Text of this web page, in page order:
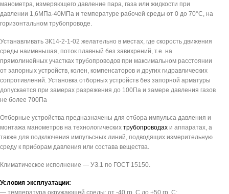
манометра, измеряющего давление пара, газа или жидкости при
давлении 1,6МПа-40МПа и температуре рабочей среды от 0 до 70°С, на
горизонтальном трубопроводе.
Устанавливать ЗК14-2-1-02 желательно в местах, где скорость движения
среды наименьшая, поток плавный без завихрений, т.е. на
прямолинейных участках трубопроводов при максимальном расстоянии
от запорных устройств, колен, компенсаторов и других гидравлических
сопротивлений. Установка отборных устройств без запорной арматуры
допускается при замерах разрежения до 100Па и замере давления газов
не более 700Па
Отборные устройства предназначены для отбора импульса давления и
монтажа манометров на технологических трубопроводах и аппаратах, а
также для подключения импульсных линий, подводящих измерительную
среду к приборам давления или состава вещества.
Климатическое исполнение — УЗ.1 по ГОСТ 15150.
Условия эксплуатации:
— температура окружающей среды: от -40 гр. С до +50 гр. С;